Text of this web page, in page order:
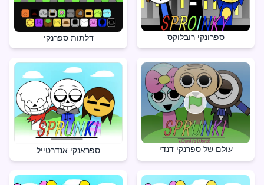
דלתות ספרנקי ספרונקי רובלוקס
ספראנקי אנדרטייל עולם של ספרנקי דנדי